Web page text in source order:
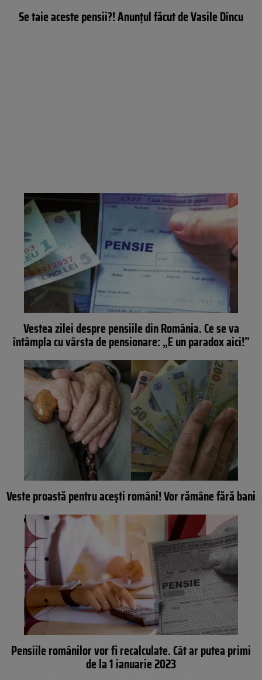
Se taie aceste pensii?! Anunțul făcut de Vasile Dîncu
Vestea zilei despre pensiile din România. Ce se va
întâmpla cu vârsta de pensionare: „E un paradox aici!”
Veste proastă pentru acești români! Vor rămâne fără bani
Pensiile românilor vor fi recalculate. Cât ar putea primi
de la 1 ianuarie 2023